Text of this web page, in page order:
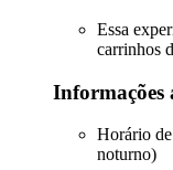
Essa
carrinhos
Informações
Horário
noturno)